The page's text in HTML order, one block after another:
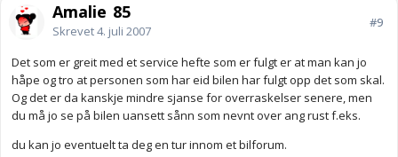
Amalie_85
Skrevet4. juli 2007
#9
Det som er greit med et service hefte som er fulgt er at man kan jo
håpe og tro at personen som har eid bilen har fulgt opp det som skal.
Og det er da kanskje mindre sjanse for overraskelser senere, men
du må jo se på bilen uansett sånn som nevnt over ang rust f.eks.
du kan jo eventuelt ta deg en tur innom et bilforum.